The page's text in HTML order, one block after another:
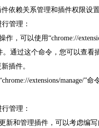
依赖关系管理和插件权限设置
管理：
作，可以使用“chrome://
。通过这个命令，您可以查看
插件。
extensions/manage/”命
管理：
新和管理插件，可以考虑编